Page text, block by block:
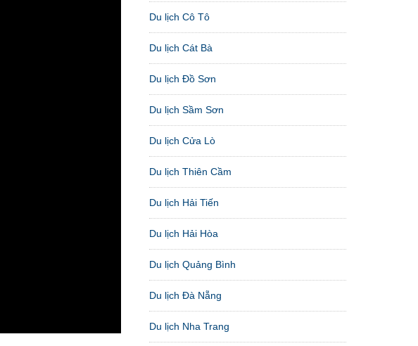
Du lịch Cô Tô
Du lịch Cát Bà
Du lịch Đồ Sơn
Du lịch Sầm Sơn
Du lịch Cửa Lò
Du lịch Thiên Cầm
Du lịch Hải Tiến
Du lịch Hải Hòa
Du lịch Quảng Bình
Du lịch Đà Nẵng
Du lịch Nha Trang